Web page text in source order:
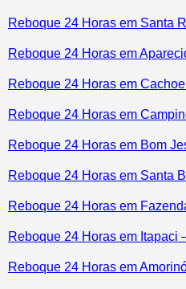
Reboque 24 Horas em Santa
Reboque 24 Horas em
Reboque 24 Horas em
Reboque 24 Horas em
Reboque 24 Horas em Bom
Reboque 24 Horas em Santa
Reboque 24 Horas em
Reboque 24 Horas em Itapaci
Reboque 24 Horas em